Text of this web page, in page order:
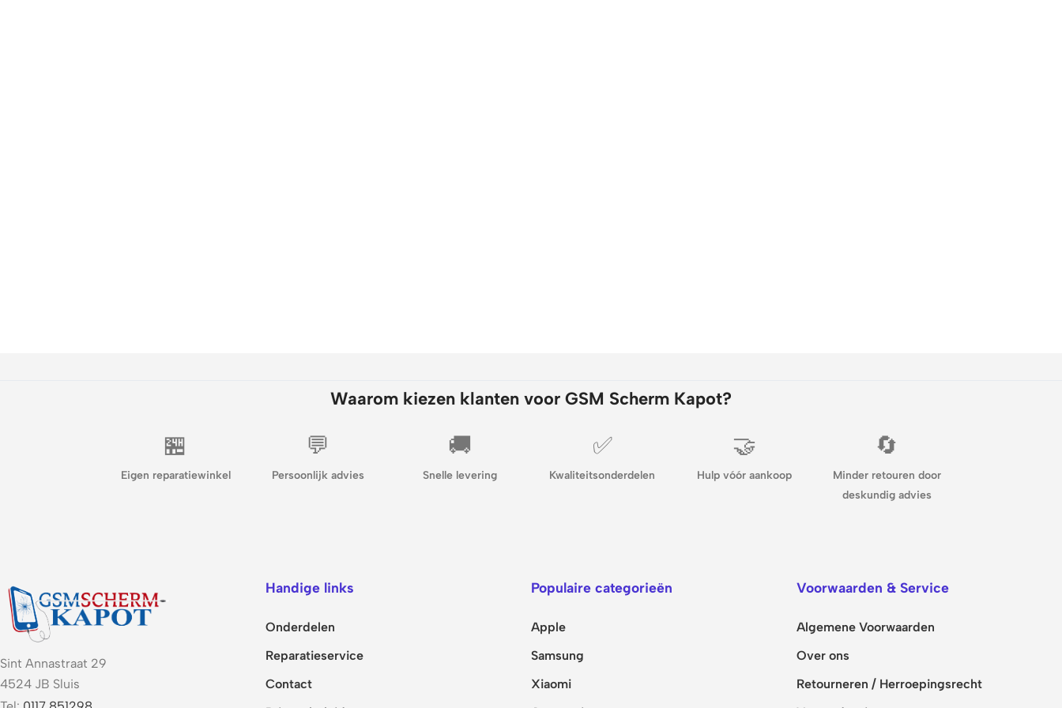
Waarom kiezen klanten voor GSM Scherm Kapot?
🏪
Eigen reparatiewinkel
💬
Persoonlijk advies
🚚
Snelle levering
✅
Kwaliteitsonderdelen
🤝
Hulp vóór aankoop
🔄
Minder retouren door
deskundig advies
Sint Annastraat 29
4524 JB Sluis
Handige links
Onderdelen
Reparatieservice
Contact
Populaire categorieën
Apple
Samsung
Xiaomi
Voorwaarden & Service
Algemene Voorwaarden
Over ons
Retourneren / Herroepingsrecht